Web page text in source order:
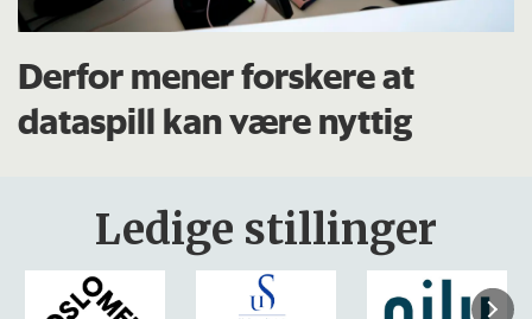
Derfor mener forskere at
dataspill kan være nyttig
Ledige stillinger